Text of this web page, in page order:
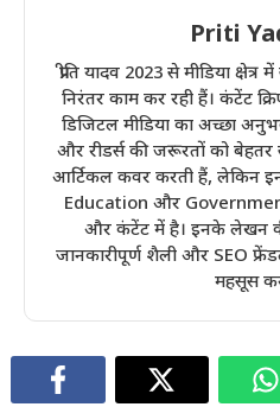
Priti
प्रीति यादव 2023 से मीडिया
निरंतर काम कर रही हैं। कंटेंट
डिजिटल मीडिया का अच्छा
और रीडर्स की जरूरतों को बेहतर
आर्टिकल कवर करती हैं, लेकिन
Education और
और कंटेंट में है। इनके लेखन
जानकारीपूर्ण शैली और SEO
महसूस